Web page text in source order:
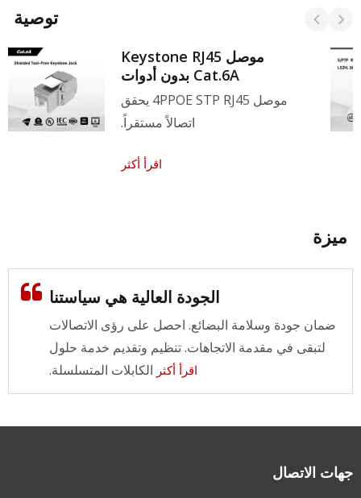
توصية
موصل Keystone RJ45
Cat.6A بدون أدوات
موصل 4PPOE STP RJ45 يحقق
اتصالاً مستقراً.
اقرأ أكثر
ميزة
الجودة العالية هي سياستنا
ضمان جودة وسلامة البضائع. احصل على رؤى الاتصالات
لتبقى في مقدمة الاتجاهات. تنظيم وتقديم خدمة حلول
الكابلات المتسلسلة. اقرأ أكثر
جهات الاتصال